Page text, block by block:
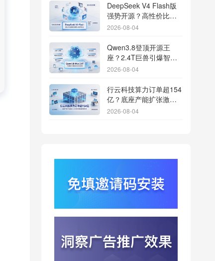
DeepSeek V4 Flash版
强势开源？高性价比基
座模型重塑长尾应用全
2026-08-04
Qwen3.8登顶开源王
座？2.4T巨兽引爆智能
体免填邀请码分发潮
2026-08-04
行云科技算力订单超154
亿？底座产能扩张激活
AI应用多终端流转新周
2026-08-04
因升级
DeepSeek跑分超
GPT5.6？超低价API引
爆智能体工具免填码安
2026-08-03
蚂蚁灵波首轮拟募资15
落地凸显全链路设备归
因紧迫性
2026-08-03